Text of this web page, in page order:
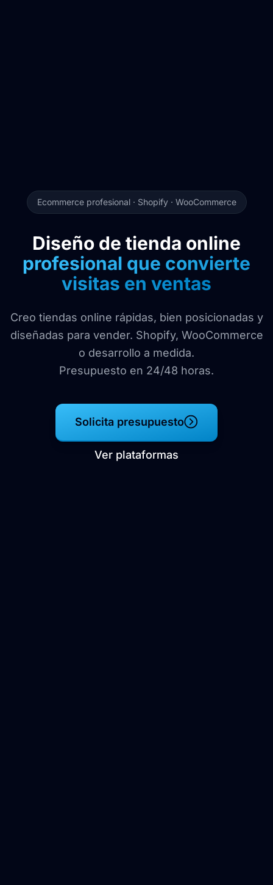
Ecommerce profesional · Shopify · WooCommerce
Diseño de tienda online
profesional que convierte
visitas en ventas
Creo tiendas online rápidas, bien posicionadas y
diseñadas para vender. Shopify, WooCommerce
o desarrollo a medida.
Presupuesto en 24/48 horas.
Solicita presupuesto
Ver plataformas